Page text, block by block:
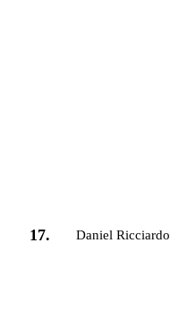
17. Daniel Ricciardo